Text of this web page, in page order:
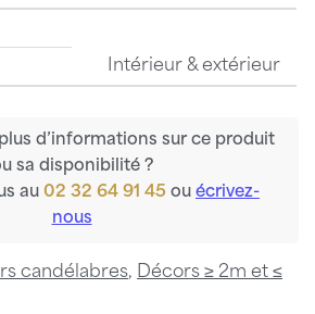
Intérieur & extérieur
d’informations sur ce produit
sa disponibilité ?
au 02 32 64 91 45 ou écrivez-
nous
candélabres, Décors ≥ 2m et ≤